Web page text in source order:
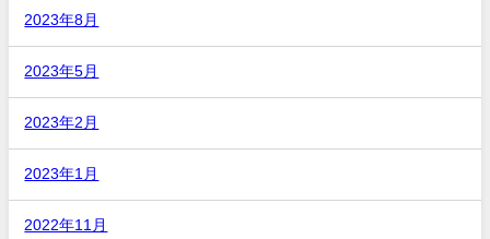
2023年8月
2023年5月
2023年2月
2023年1月
2022年11月